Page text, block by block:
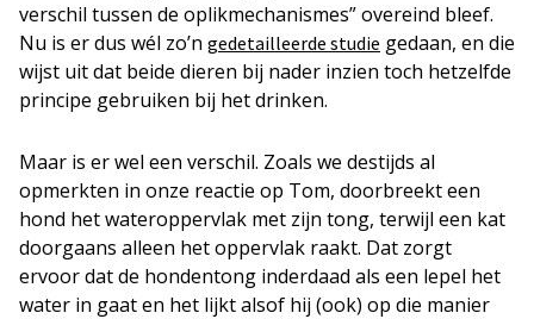
verschil tussen de oplikmechanismes” overeind bleef.
Nu is er dus wél zo’n gedetailleerde studie gedaan, en die
wijst uit dat beide dieren bij nader inzien toch hetzelfde
principe gebruiken bij het drinken.
Maar is er wel een verschil. Zoals we destijds al
opmerkten in onze reactie op Tom, doorbreekt een
hond het wateroppervlak met zijn tong, terwijl een kat
doorgaans alleen het oppervlak raakt. Dat zorgt
ervoor dat de hondentong inderdaad als een lepel het
water in gaat en het lijkt alsof hij (ook) op die manier